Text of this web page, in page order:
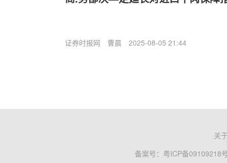
证券时报网 曹晨 2025-08-05 21:44
关
备案号： 粤ICP备09109218